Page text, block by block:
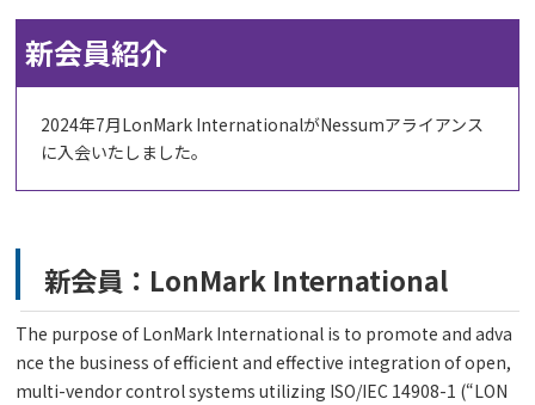
新会員紹介
2024年7月LonMark InternationalがNessumアライアンス
に入会いたしました。
新会員：LonMark International
The purpose of LonMark International is to promote and adva
nce the business of efficient and effective integration of open,
multi-vendor control systems utilizing ISO/IEC 14908-1 (“LON